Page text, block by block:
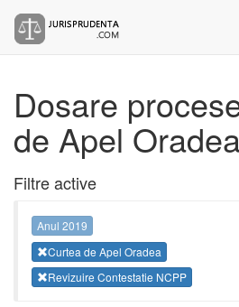
Dosare
de Apel
Filtre active
Anul 2019
Curtea de Apel Oradea
Revizuire Contestatie NCPP